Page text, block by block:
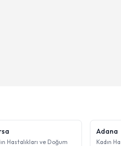
Hastalıkları ve Doğum
Adana
Kadın